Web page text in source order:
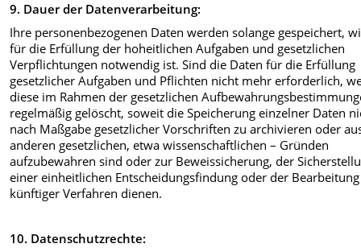
9. Dauer der Datenverarbeitung:
Ihre personenbezogenen Daten werden solange gespeichert,
für die Erfüllung der hoheitlichen Aufgaben und gesetzlichen
Verpflichtungen notwendig ist. Sind die Daten für die Erfüllung
gesetzlicher Aufgaben und Pflichten nicht mehr erforderlich,
diese im Rahmen der gesetzlichen
regelmäßig gelöscht, soweit die Speicherung einzelner Daten
nach Maßgabe gesetzlicher Vorschriften zu archivieren oder
anderen gesetzlichen, etwa wissenschaftlichen – Gründen
aufzubewahren sind oder zur Beweissicherung, der
einer einheitlichen Entscheidungsfindung oder der Bearbeitung
künftiger Verfahren dienen.
10. Datenschutzrechte: